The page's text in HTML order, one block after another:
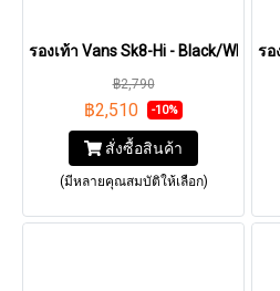
รองเท้า Vans Sk8-Hi - Black/White
฿2,790
฿2,510 -10%
สั่งซื้อสินค้า
(มีหลายคุณสมบัติให้เลือก)
รอ